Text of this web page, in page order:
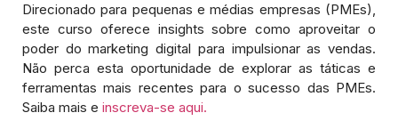
Direcionado para pequenas e médias empresas (PMEs),
este curso oferece insights sobre como aproveitar o
poder do marketing digital para impulsionar as vendas.
Não perca esta oportunidade de explorar as táticas e
ferramentas mais recentes para o sucesso das PMEs.
Saiba mais e inscreva-se aqui.